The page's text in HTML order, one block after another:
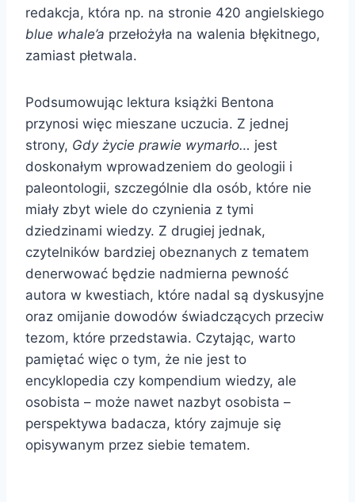
redakcja, która np. na stronie 420 angielskiego
blue whale’a przełożyła na walenia błękitnego,
zamiast płetwala.
Podsumowując lektura książki Bentona
przynosi więc mieszane uczucia. Z jednej
strony, Gdy życie prawie wymarło… jest
doskonałym wprowadzeniem do geologii i
paleontologii, szczególnie dla osób, które nie
miały zbyt wiele do czynienia z tymi
dziedzinami wiedzy. Z drugiej jednak,
czytelników bardziej obeznanych z tematem
denerwować będzie nadmierna pewność
autora w kwestiach, które nadal są dyskusyjne
oraz omijanie dowodów świadczących przeciw
tezom, które przedstawia. Czytając, warto
pamiętać więc o tym, że nie jest to
encyklopedia czy kompendium wiedzy, ale
osobista – może nawet nazbyt osobista –
perspektywa badacza, który zajmuje się
opisywanym przez siebie tematem.